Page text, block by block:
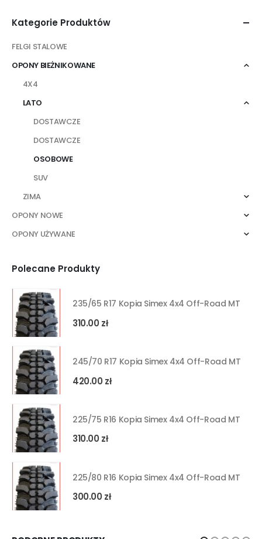
Kategorie Produktów
FELGI STALOWE
OPONY BIEŻNIKOWANE
4X4
LATO
DOSTAWCZE
DOSTAWCZE
OSOBOWE
SUV
ZIMA
OPONY NOWE
OPONY UŻYWANE
Polecane Produkty
235/65 R17 Kopia Simex 4x4 Off-Road MT
310.00 zł
245/70 R17 Kopia Simex 4x4 Off-Road MT
420.00 zł
225/75 R16 Kopia Simex 4x4 Off-Road MT
310.00 zł
225/80 R16 Kopia Simex 4x4 Off-Road MT
300.00 zł